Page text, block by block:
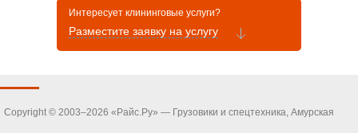
Интересует клининговые услуги?
Разместите заявку на услугу
Copyright © 2003–2026 «Райс.Ру» — Грузовики и спецтехника, Амурская